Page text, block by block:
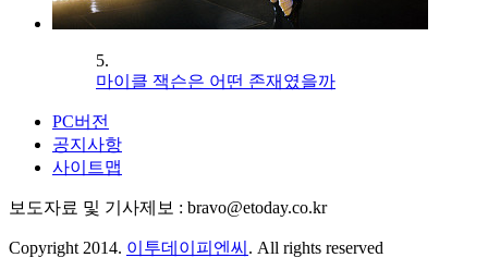
5.
마이클 잭슨은 어떤 존재였을까
PC버전
공지사항
사이트맵
보도자료 및 기사제보 : bravo@etoday.co.kr
Copyright 2014. 이투데이피엔씨 . All rights reserved